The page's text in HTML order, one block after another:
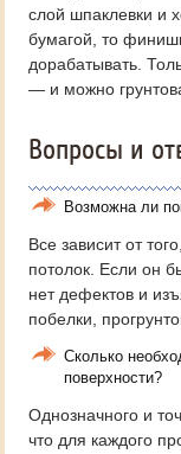
слой шпаклевки и
бумагой, то
дорабатывать.
— и можно
Вопросы и
Возможна ли
Все зависит от
потолок. Если он
нет дефектов и
побелки,
Сколько
поверхности?
Однозначного и
что для каждого